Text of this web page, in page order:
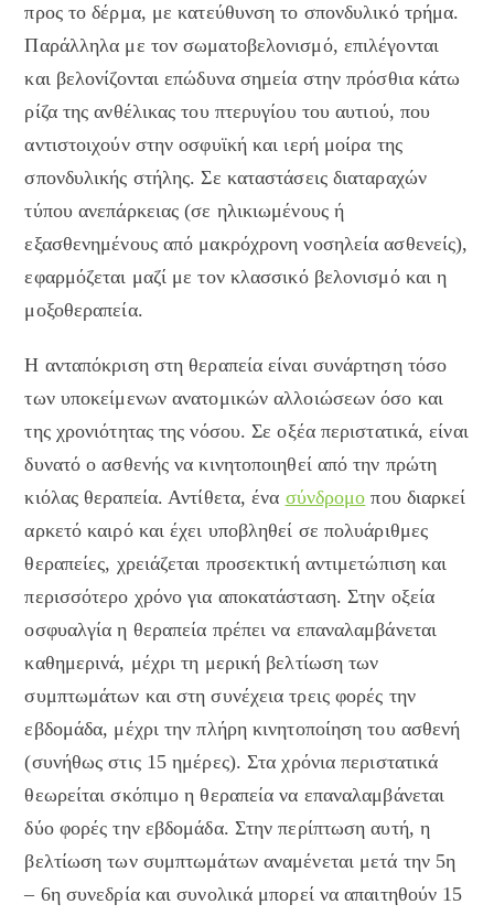
προς το δέρμα, με κατεύθυνση το σπονδυλικό τρήμα.
Παράλληλα με τον σωματοβελονισμό, επιλέγονται
και βελονίζονται επώδυνα σημεία στην πρόσθια κάτω
ρίζα της ανθέλικας του πτερυγίου του αυτιού, που
αντιστοιχούν στην οσφυϊκή και ιερή μοίρα της
σπονδυλικής στήλης. Σε καταστάσεις διαταραχών
τύπου ανεπάρκειας (σε ηλικιωμένους ή
εξασθενημένους από μακρόχρονη νοσηλεία ασθενείς),
εφαρμόζεται μαζί με τον κλασσικό βελονισμό και η
μοξοθεραπεία.
Η ανταπόκριση στη θεραπεία είναι συνάρτηση τόσο
των υποκείμενων ανατομικών αλλοιώσεων όσο και
της χρονιότητας της νόσου. Σε οξέα περιστατικά, είναι
δυνατό ο ασθενής να κινητοποιηθεί από την πρώτη
κιόλας θεραπεία. Αντίθετα, ένα σύνδρομο που διαρκεί
αρκετό καιρό και έχει υποβληθεί σε πολυάριθμες
θεραπείες, χρειάζεται προσεκτική αντιμετώπιση και
περισσότερο χρόνο για αποκατάσταση. Στην οξεία
οσφυαλγία η θεραπεία πρέπει να επαναλαμβάνεται
καθημερινά, μέχρι τη μερική βελτίωση των
συμπτωμάτων και στη συνέχεια τρεις φορές την
εβδομάδα, μέχρι την πλήρη κινητοποίηση του ασθενή
(συνήθως στις 15 ημέρες). Στα χρόνια περιστατικά
θεωρείται σκόπιμο η θεραπεία να επαναλαμβάνεται
δύο φορές την εβδομάδα. Στην περίπτωση αυτή, η
βελτίωση των συμπτωμάτων αναμένεται μετά την 5η
– 6η συνεδρία και συνολικά μπορεί να απαιτηθούν 15